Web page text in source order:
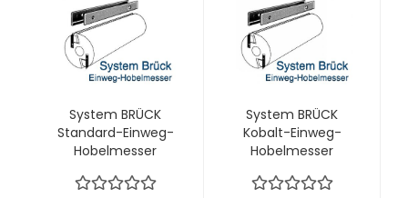
System BRÜCK
Standard-Einweg-
Hobelmesser
248x18,8x1,0 mm; 1
System BRÜCK
Kobalt-Einweg-
Hobelmesser
248x18,8x1,0 mm; 1